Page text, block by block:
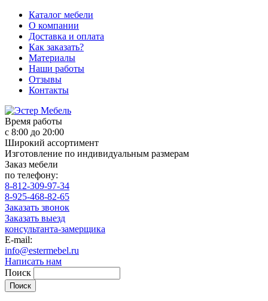
Каталог мебели
О компании
Доставка и оплата
Как заказать?
Материалы
Наши работы
Отзывы
Контакты
Время работы
с 8:00 до 20:00
Широкий ассортимент
Изготовление по индивидуальным размерам
Заказ мебели
по телефону:
8-812-309-97-34
8-925-468-82-65
Заказать звонок
Заказать выезд
консультанта-замерщика
E-mail:
info@estermebel.ru
Написать нам
Поиск